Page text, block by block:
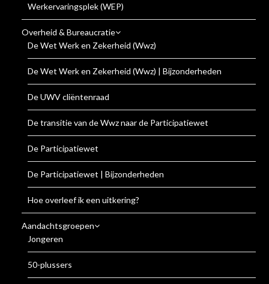
Werkervaringsplek (WEP)
Overheid & Bureaucratie
De Wet Werk en Zekerheid (Wwz)
De Wet Werk en Zekerheid (Wwz) | Bijzonderheden
De UWV cliëntenraad
De transitie van de Wwz naar de Participatiewet
De Participatiewet
De Participatiewet | Bijzonderheden
Hoe overleef ik een uitkering?
Aandachtsgroepen
Jongeren
50-plussers